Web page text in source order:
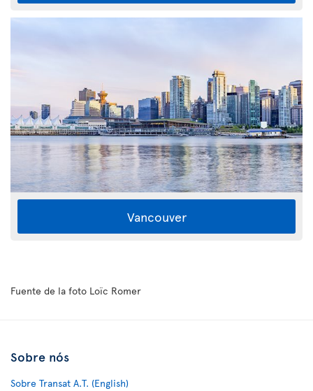
Vancouver
Fuente de la foto Loïc Romer
Sobre nós
Sobre Transat A.T. (English)